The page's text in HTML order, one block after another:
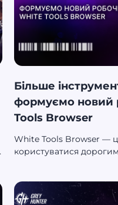
Більше
формуємо новий
Tools Browser
White Tools Browser —
користуватися
digital‑фахівців.